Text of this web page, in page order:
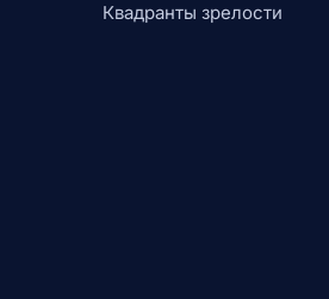
Квадранты зрелости